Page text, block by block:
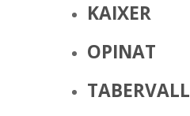
KAIXER
OPINAT
TABERVALL